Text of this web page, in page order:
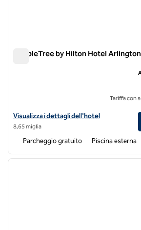
DoubleTree by Hilton Hotel
Visualizza i dettagli dell'hotel DoubleTree
Visualizza i dettagli dell'hotel
8,65 miglia
Tariffa con
Parcheggio gratuito Piscina esterna
1 di 11